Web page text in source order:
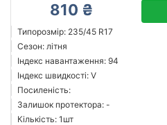
810 ₴
Типорозмір: 235/45 R17
Сезон: літня
Індекс навантаження: 94
Індекс швидкості: V
Посиленість:
Залишок протектора: -
Кількість: 1шт